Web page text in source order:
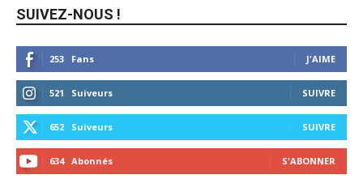
SUIVEZ-NOUS !
253 Fans J'AIME
521 Suiveurs SUIVRE
652 Suiveurs SUIVRE
634 Abonnés S'ABONNER